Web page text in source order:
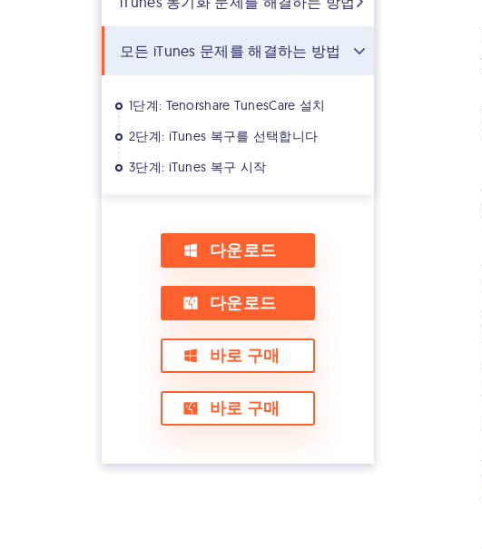
모든 iTunes 문제를 해결하는 방법
1단계: Tenorshare TunesCare 설치
2단계: iTunes 복구를 선택합니다
3단계: iTunes 복구 시작
다운로드
다운로드
바로 구매
바로 구매